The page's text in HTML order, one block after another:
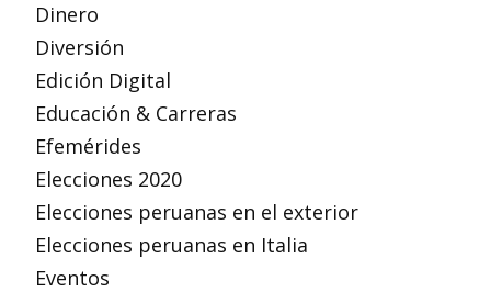
Dinero
Diversión
Edición Digital
Educación & Carreras
Efemérides
Elecciones 2020
Elecciones peruanas en el exterior
Elecciones peruanas en Italia
Eventos